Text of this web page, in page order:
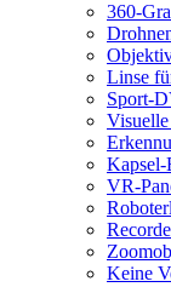
360-
Linse
Sport-
Kapsel-
VR-
Keine